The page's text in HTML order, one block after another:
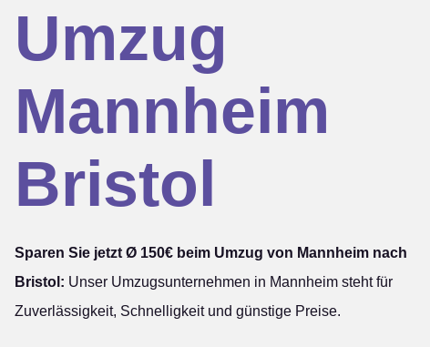
Umzug
Mannheim
Bristol
Sparen Sie jetzt Ø 150€ beim Umzug von Mannheim nach
Bristol: Unser Umzugsunternehmen in Mannheim steht für
Zuverlässigkeit, Schnelligkeit und günstige Preise.